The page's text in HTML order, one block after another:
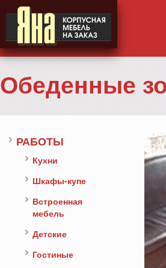
Обеденные
РАБОТЫ
Кухни
Шкафы-купе
Встроенная
мебель
Детские
Гостиные